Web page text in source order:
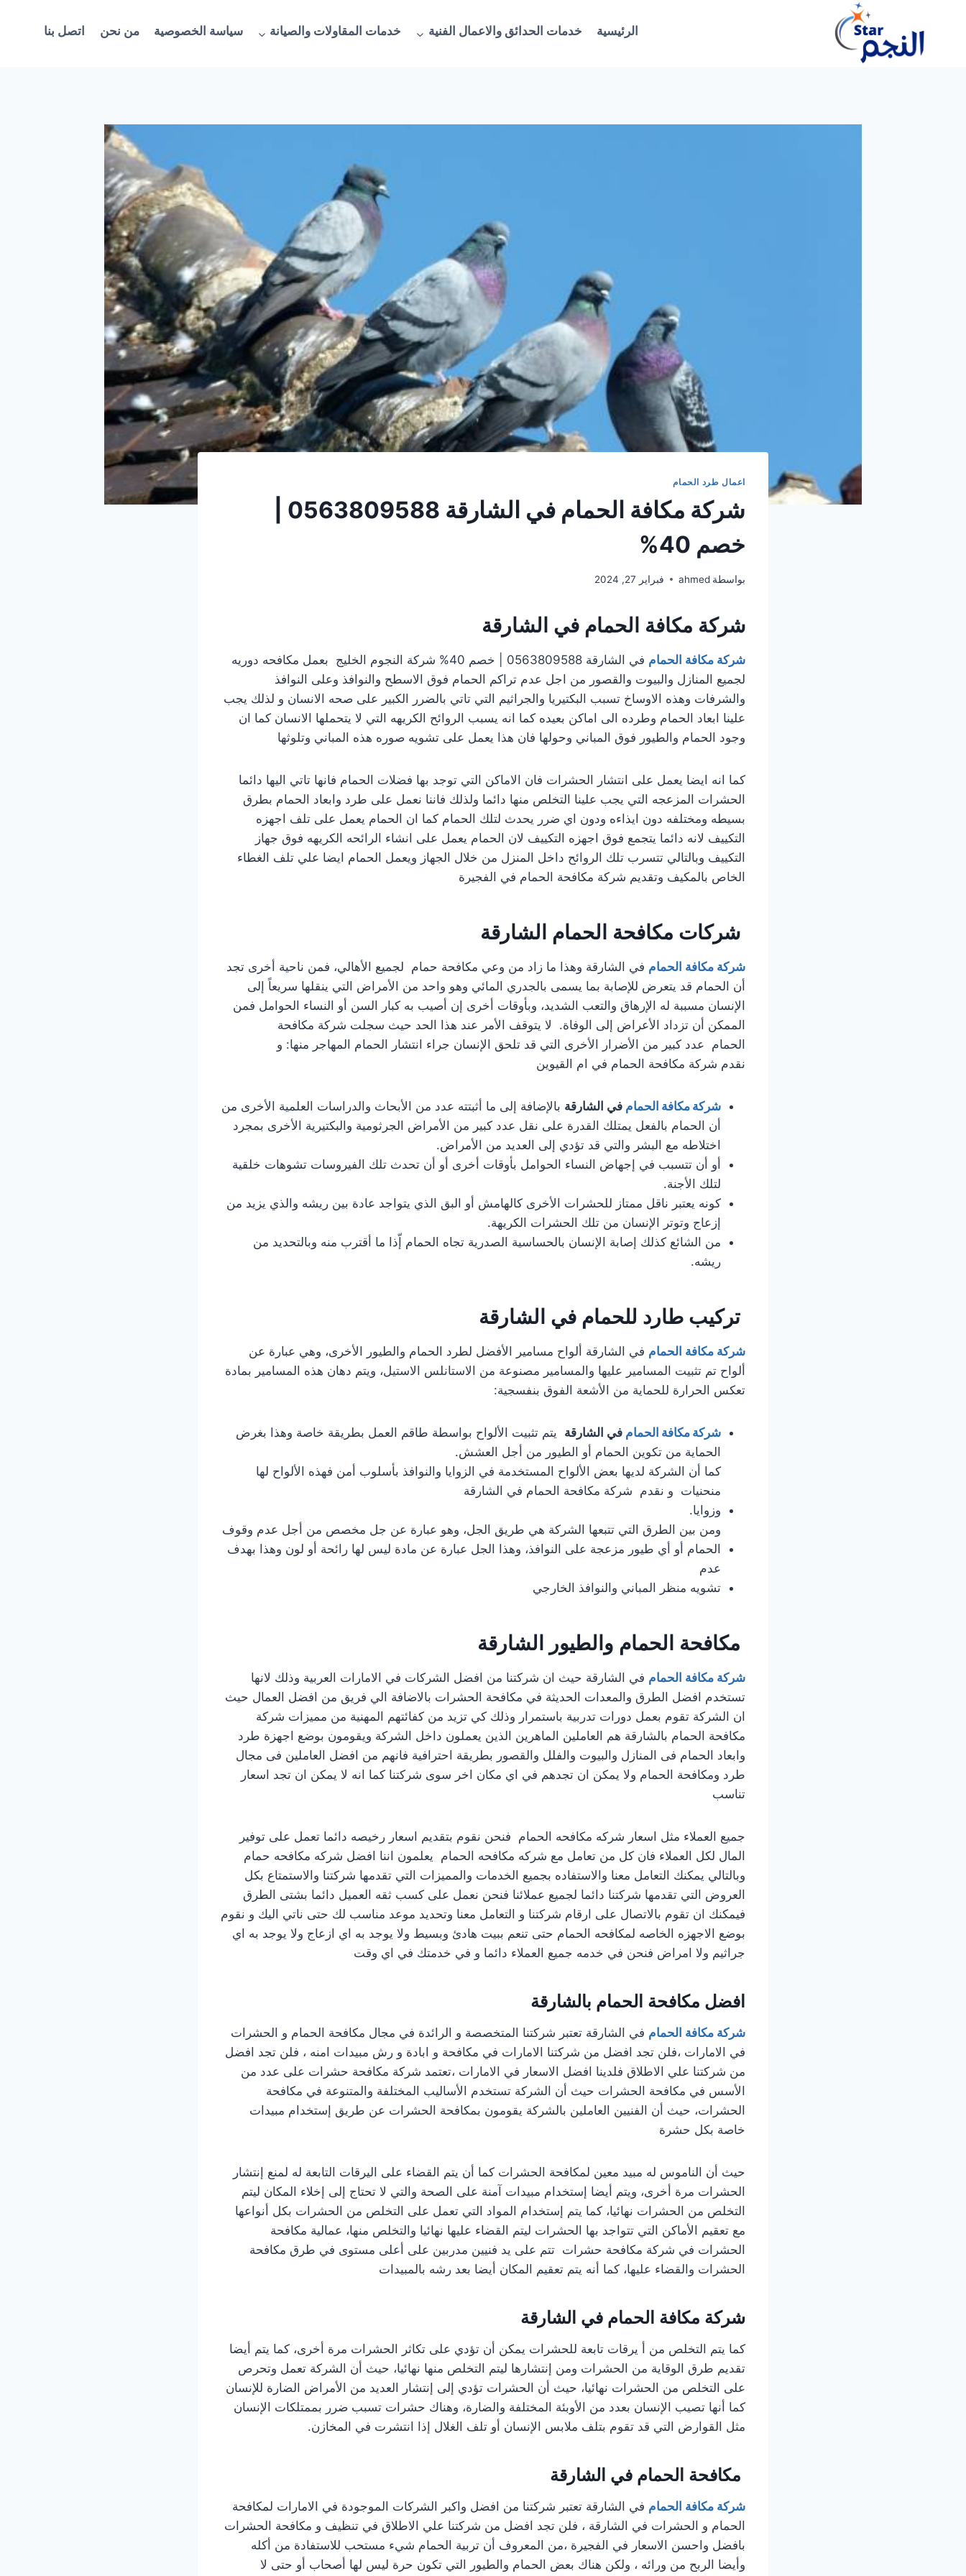
الرئيسية خدمات الحدائق والاعمال الفنية خدمات المقاولات والصيانة سياسة الخصوصية من نحن اتصل بنا
اعمال طرد الحمام
خصم 40%
بواسطة ahmed فبراير 27, 2024
شركة مكافة الحمام في الشارقة
شركة مكافة الحمام
في الشارقة 0563809588 | خصم 40% شركة النجوم الخليج بعمل مكافحه دوريه
لجميع المنازل والبيوت والقصور من اجل عدم تراكم الحمام فوق الاسطح والنوافذ وعلى النوافذ
والشرفات وهذه الاوساخ تسبب البكتيريا والجراثيم التي تاتي بالضرر الكبير على صحه الانسان و لذلك يجب
علينا ابعاد الحمام وطرده الى اماكن بعيده كما انه يسبب الروائح الكريهه التي لا يتحملها الانسان كما ان
وجود الحمام والطيور فوق المباني وحولها فان هذا يعمل على تشويه صوره هذه المباني وتلوثها
كما انه ايضا يعمل على انتشار الحشرات فان الاماكن التي توجد بها فضلات الحمام فانها تاتي اليها دائما
الحشرات المزعجه التي يجب علينا التخلص منها دائما ولذلك فاننا نعمل على طرد وابعاد الحمام بطرق
بسيطه ومختلفه دون ايذاءه ودون اي ضرر يحدث لتلك الحمام كما ان الحمام يعمل على تلف اجهزه
التكييف لانه دائما يتجمع فوق اجهزه التكييف لان الحمام يعمل على انشاء الرائحه الكريهه فوق جهاز
التكييف وبالتالي تتسرب تلك الروائح داخل المنزل من خلال الجهاز ويعمل الحمام ايضا علي تلف الغطاء
الخاص بالمكيف وتقديم شركة مكافحة الحمام في الفجيرة
شركات مكافحة الحمام الشارقة
شركة مكافة الحمام في الشارقة وهذا ما زاد من وعي مكافحة حمام لجميع الأهالي، فمن ناحية أخرى تجد
أن الحمام قد يتعرض للإصابة بما يسمى بالجدري المائي وهو واحد من الأمراض التي ينقلها سريعاً إلى
الإنسان مسببة له الإرهاق والتعب الشديد، وبأوقات أخرى إن أصيب به كبار السن أو النساء الحوامل فمن
الممكن أن تزداد الأعراض إلى الوفاة. لا يتوقف الأمر عند هذا الحد حيث سجلت شركة مكافحة
الحمام عدد كبير من الأضرار الأخرى التي قد تلحق الإنسان جراء انتشار الحمام المهاجر منها: و
نقدم شركة مكافحة الحمام في ام القيوين
شركة مكافة الحمام في الشارقة بالإضافة إلى ما أثبتته عدد من الأبحاث والدراسات العلمية الأخرى من
أن الحمام بالفعل يمتلك القدرة على نقل عدد كبير من الأمراض الجرثومية والبكتيرية الأخرى بمجرد
اختلاطه مع البشر والتي قد تؤدي إلى العديد من الأمراض.
أو أن تتسبب في إجهاض النساء الحوامل بأوقات أخرى أو أن تحدث تلك الفيروسات تشوهات خلقية
لتلك الأجنة.
كونه يعتبر ناقل ممتاز للحشرات الأخرى كالهامش أو البق الذي يتواجد عادة بين ريشه والذي يزيد من
إزعاج وتوتر الإنسان من تلك الحشرات الكريهة.
من الشائع كذلك إصابة الإنسان بالحساسية الصدرية تجاه الحمام إّذا ما أقترب منه وبالتحديد من
ريشه.
تركيب طارد للحمام في الشارقة
شركة مكافة الحمام في الشارقة ألواح مسامير الأفضل لطرد الحمام والطيور الأخرى، وهي عبارة عن
ألواح تم تثبيت المسامير عليها والمسامير مصنوعة من الاستانلس الاستيل، ويتم دهان هذه المسامير بمادة
تعكس الحرارة للحماية من الأشعة الفوق بنفسجية:
شركة مكافة الحمام في الشارقة يتم تثبيت الألواح بواسطة طاقم العمل بطريقة خاصة وهذا بغرض
الحماية من تكوين الحمام أو الطيور من أجل العشش.
كما أن الشركة لديها بعض الألواح المستخدمة في الزوايا والنوافذ بأسلوب أمن فهذه الألواح لها
منحنيات و نقدم شركة مكافحة الحمام في الشارقة
وزوايا.
ومن بين الطرق التي تتبعها الشركة هي طريق الجل، وهو عبارة عن جل مخصص من أجل عدم وقوف
الحمام أو أي طيور مزعجة على النوافذ، وهذا الجل عبارة عن مادة ليس لها رائحة أو لون وهذا بهدف
عدم
تشويه منظر المباني والنوافذ الخارجي
مكافحة الحمام والطيور الشارقة
شركة مكافة الحمام في الشارقة حيث ان شركتنا من افضل الشركات في الامارات العربية وذلك لانها
تستخدم افضل الطرق والمعدات الحديثة في مكافحة الحشرات بالاضافة الي فريق من افضل العمال حيث
ان الشركة تقوم بعمل دورات تدربية باستمرار وذلك كي تزيد من كفائتهم المهنية من مميزات شركة
مكافحة الحمام بالشارقة هم العاملين الماهرين الذين يعملون داخل الشركة ويقومون بوضع اجهزة طرد
وابعاد الحمام فى المنازل والبيوت والفلل والقصور بطريقة احترافية فانهم من افضل العاملين فى مجال
طرد ومكافحة الحمام ولا يمكن ان تجدهم في اي مكان اخر سوى شركتنا كما انه لا يمكن ان تجد اسعار
تناسب
جميع العملاء مثل اسعار شركه مكافحه الحمام فنحن نقوم بتقديم اسعار رخيصه دائما تعمل على توفير
المال لكل العملاء فان كل من تعامل مع شركه مكافحه الحمام يعلمون اننا افضل شركه مكافحه حمام
وبالتالي يمكنك التعامل معنا والاستفاده بجميع الخدمات والمميزات التي تقدمها شركتنا والاستمتاع بكل
العروض التي تقدمها شركتنا دائما لجميع عملائنا فنحن نعمل على كسب ثقه العميل دائما بشتى الطرق
فيمكنك ان تقوم بالاتصال على ارقام شركتنا و التعامل معنا وتحديد موعد مناسب لك حتى ناتي اليك و نقوم
بوضع الاجهزه الخاصه لمكافحه الحمام حتى تنعم ببيت هادئ وبسيط ولا يوجد به اي ازعاج ولا يوجد به اي
جراثيم ولا امراض فنحن في خدمه جميع العملاء دائما و في خدمتك في اي وقت
افضل مكافحة الحمام بالشارقة
شركة مكافة الحمام في الشارقة تعتبر شركتنا المتخصصة و الرائدة في مجال مكافحة الحمام و الحشرات
في الامارات ،فلن تجد افضل من شركتنا الامارات في مكافحة و ابادة و رش مبيدات امنه ، فلن تجد افضل
من شركتنا علي الاطلاق فلدينا افضل الاسعار في الامارات ،تعتمد شركة مكافحة حشرات على عدد من
الأسس في مكافحة الحشرات حيث أن الشركة تستخدم الأساليب المختلفة والمتنوعة في مكافحة
الحشرات، حيث أن الفنيين العاملين بالشركة يقومون بمكافحة الحشرات عن طريق إستخدام مبيدات
خاصة بكل حشرة
حيث أن الناموس له مبيد معين لمكافحة الحشرات كما أن يتم القضاء على اليرقات التابعة له لمنع إنتشار
الحشرات مرة أخرى، ويتم أيضا إستخدام مبيدات آمنة على الصحة والتي لا تحتاج إلى إخلاء المكان ليتم
التخلص من الحشرات نهائيا، كما يتم إستخدام المواد التي تعمل على التخلص من الحشرات بكل أنواعها
مع تعقيم الأماكن التي تتواجد بها الحشرات ليتم القضاء عليها نهائيا والتخلص منها، عمالية مكافحة
الحشرات في شركة مكافحة حشرات تتم على يد فنيين مدربين على أعلى مستوى في طرق مكافحة
الحشرات والقضاء عليها، كما أنه يتم تعقيم المكان أيضا بعد رشه بالمبيدات
شركة مكافة الحمام في الشارقة
كما يتم التخلص من أ يرقات تابعة للحشرات يمكن أن تؤدي على تكاثر الحشرات مرة أخرى، كما يتم أيضا
تقديم طرق الوقاية من الحشرات ومن إنتشارها ليتم التخلص منها نهائيا، حيث أن الشركة تعمل وتحرص
على التخلص من الحشرات نهائيا، حيث أن الحشرات تؤدي إلى إنتشار العديد من الأمراض الضارة للإنسان
كما أنها تصيب الإنسان بعدد من الأوبئة المختلفة والضارة، وهناك حشرات تسبب ضرر بممتلكات الإنسان
مثل القوارض التي قد تقوم بتلف ملابس الإنسان أو تلف الغلال إذا انتشرت في المخازن.
مكافحة الحمام في الشارقة
شركة مكافة الحمام في الشارقة تعتبر شركتنا من افضل واكبر الشركات الموجودة في الامارات لمكافحة
الحمام و الحشرات في الشارقة ، فلن تجد افضل من شركتنا علي الاطلاق في تنظيف و مكافحة الحشرات
بافضل واحسن الاسعار في الفجيرة ،من المعروف أن تربية الحمام شيء مستحب للاستفادة من أكله
وأيضا الربح من ورائه ، ولكن هناك بعض الحمام والطيور التي تكون حرة ليس لها أصحاب أو حتى لا